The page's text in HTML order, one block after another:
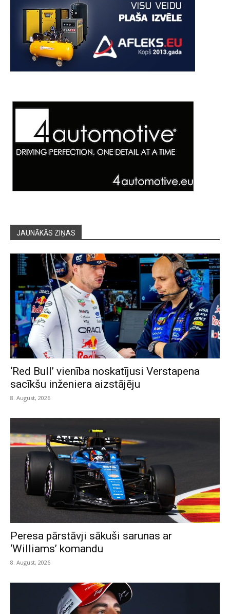
JAUNĀKĀS ZIŅAS
‘Red Bull’ vienība noskatījusi Verstapena
sacīkšu inženiera aizstājēju
8. August, 2026
Peresa pārstāvji sākuši sarunas ar
‘Williams’ komandu
8. August, 2026